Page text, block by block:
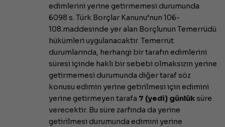
edimlerini yerine getirmemesi durumunda
6098 s. Türk Borçlar Kanunu’nun 106-
108.maddesinde yer alan Borçlunun Temerrüdü
hükümleri uygulanacaktır. Temerrüt
durumlarında, herhangi bir tarafın edimlerini
süresi içinde haklı bir sebebi olmaksızın yerine
getirmemesi durumunda diğer taraf söz
konusu edimin yerine getirilmesi için edimini
yerine getirmeyen tarafa 7 (yedi) günlüksüre
verecektir. Bu süre zarfında da yerine
getirilmesi durumunda edimini yerine